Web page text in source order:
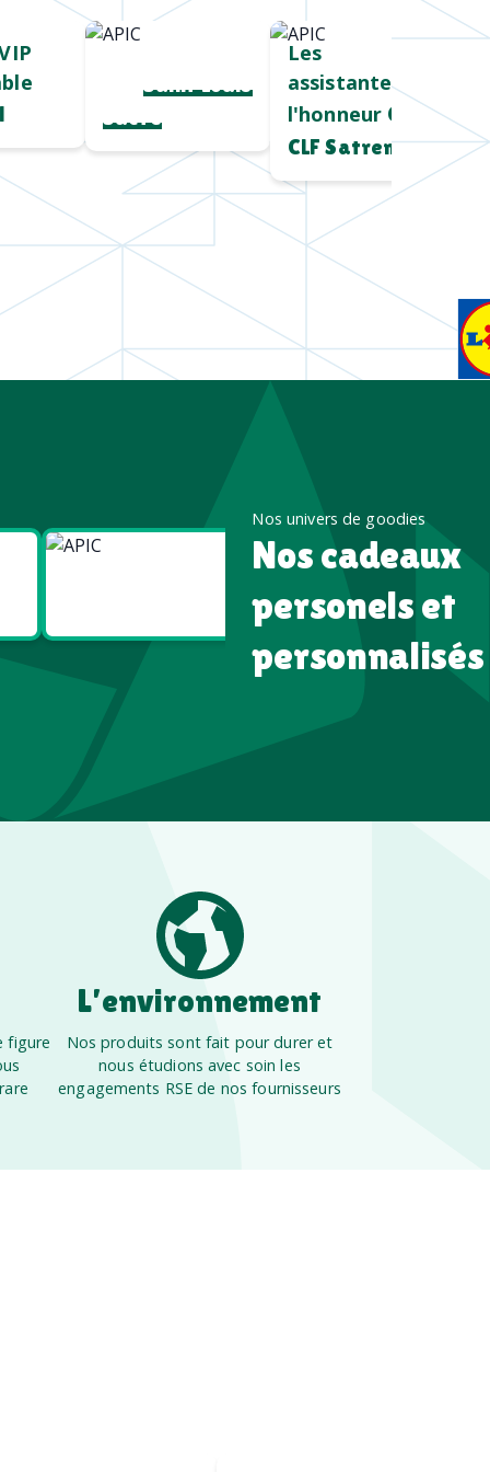
Saint Louis
Sucre
Les
assistantes à
l'honneur Chez
CLF Satrem
Goodies
High tech
Nos univers de goodies
Nos cadeaux
personels et
personnalisés
figure
L’environnement
Nos produits sont fait pour durer et
nous étudions avec soin les
engagements RSE de nos fournisseurs